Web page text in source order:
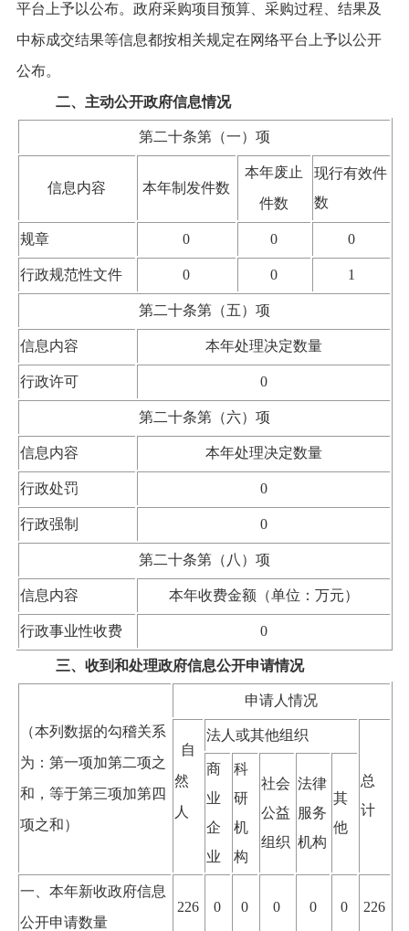
平台上予以公布。政府采购项目预算、采购过程、结果及
中标成交结果等信息都按相关规定在网络平台上予以公开
公布。
二、主动公开政府信息情况
第二十条第（一）项
信息内容 本年制发件数
本年废止
件数
现行有效件
数
规章 0 0 0
行政规范性文件 0 0 1
第二十条第（五）项
信息内容 本年处理决定数量
行政许可 0
第二十条第（六）项
信息内容 本年处理决定数量
行政处罚 0
行政强制 0
第二十条第（八）项
信息内容 本年收费金额（单位：万元）
行政事业性收费 0
三、收到和处理政府信息公开申请情况
（本列数据的勾稽关系
为：第一项加第二项之
和，等于第三项加第四
项之和）
申请人情况
自
然
人
法人或其他组织
总
计
商
业
企
业
科
研
机
构
社会
公益
组织
法律
服务
机构
其
他
一、本年新收政府信息
公开申请数量
226 0 0 0 0 0 226